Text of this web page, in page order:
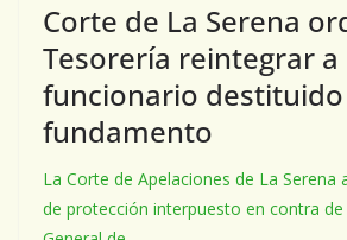
Corte de La Serena
Tesorería reintegrar a
funcionario destituido
fundamento
La Corte de Apelaciones de La Serena
de protección interpuesto en contra